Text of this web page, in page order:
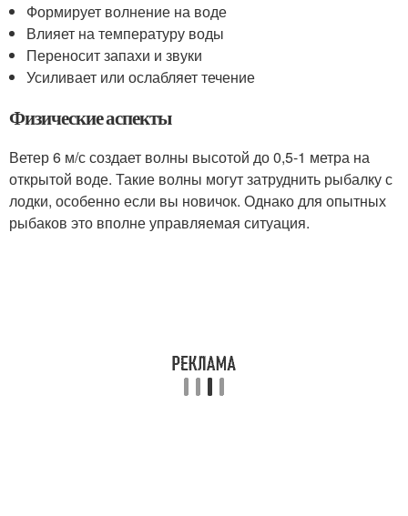
Формирует волнение на воде
Влияет на температуру воды
Переносит запахи и звуки
Усиливает или ослабляет течение
Физические аспекты
Ветер 6 м/с создает волны высотой до 0,5-1 метра на
открытой воде. Такие волны могут затруднить рыбалку с
лодки, особенно если вы новичок. Однако для опытных
рыбаков это вполне управляемая ситуация.